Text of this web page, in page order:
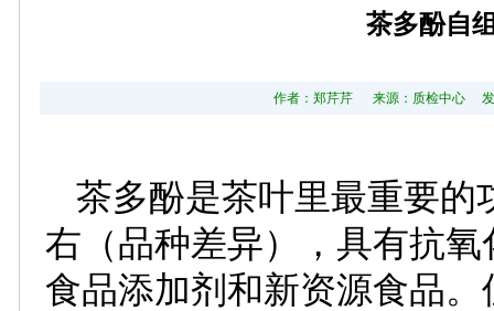
茶多酚自
作者：郑芹芹 来源：质检中心 发
茶多酚是茶叶里最重要的
右（品种差异），具有抗
食品添加剂和新资源食品